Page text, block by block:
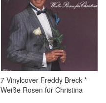
7 Vinylcover Freddy Breck *
Weiße Rosen für Christina